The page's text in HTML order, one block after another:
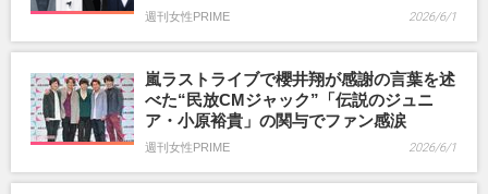
週刊女性PRIME 2026/6/1
嵐ラストライブで櫻井翔が感謝の言葉を述
べた“民放CMジャック”「伝説のジュニ
ア・小原裕貴」の関与でファン感涙
週刊女性PRIME 2026/6/1